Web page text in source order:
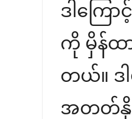
ဒါကြေ
ကို မှိန်ထ
တယ်။ ဒါ
အတတ်နိုင်